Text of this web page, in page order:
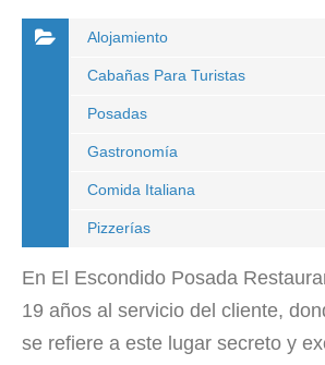
Alojamiento
Cabañas Para Turistas
Posadas
Gastronomía
Comida Italiana
Pizzerías
En El Escondido Posada
19 años al servicio del cliente,
se refiere a este lugar secreto y